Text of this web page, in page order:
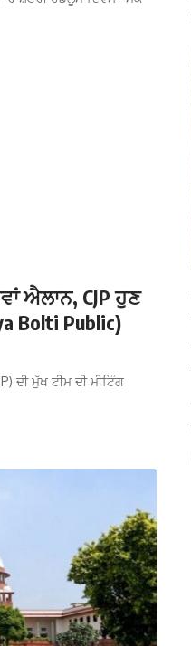
ਐਲਾਨ, CJP ਹੁਣ
Bolti Public)
ਦੀ ਮੁੱਖ ਟੀਮ ਦੀ ਮੀਟਿੰਗ